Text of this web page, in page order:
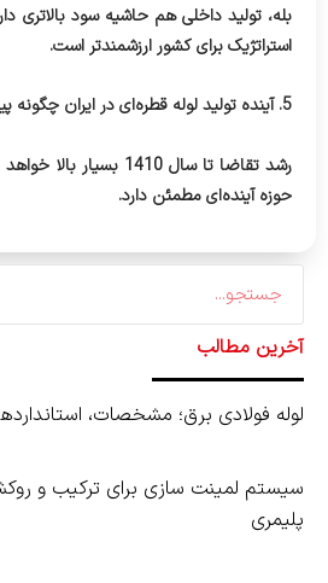
بله، تولید داخلی هم حاشیه سود بالاتری
استراتژیک برای کشور ارزشمندتر است.
5. آینده تولید لوله قطره‌ای در ایران چگونه پیش‌بینی می‌شود؟
رشد تقاضا تا سال 1410
حوزه آینده‌ای مطمئن دارد.
آخرین مطالب
لوله فولادی برق؛ مشخصات،
سیستم لمینت‌ سازی برای ترکیب و
پلیمری